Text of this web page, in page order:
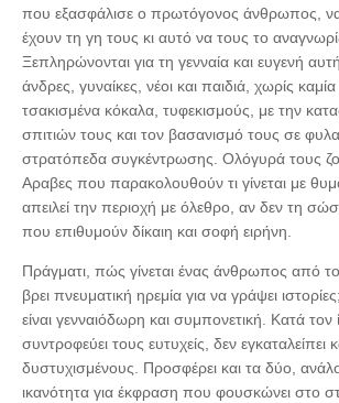
που εξασφάλισε ο πρωτόγονος άνθρωπος,
έχουν τη γη τους κι αυτό να τους το
Ξεπληρώνονται για τη γενναία και ευγενή
άνδρες, γυναίκες, νέοι και παιδιά, χωρίς
τσακισμένα κόκαλα, τυφεκισμούς, με την
σπιτιών τους και τον βασανισμό τους σε
στρατόπεδα συγκέντρωσης. Ολόγυρά τους
Αραβες που παρακολουθούν τι γίνεται με
απειλεί την περιοχή με όλεθρο, αν δεν τη
που επιθυμούν δίκαιη και σοφή ειρήνη.
Πράγματι, πώς γίνεται ένας άνθρωπος από
βρει πνευματική ηρεμία για να γράψει
είναι γενναιόδωρη και συμπονετική. Κατά
συντροφεύει τους ευτυχείς, δεν εγκαταλείπει
δυστυχισμένους. Προσφέρει και τα δύο,
ικανότητα για έκφραση που φουσκώνει στο